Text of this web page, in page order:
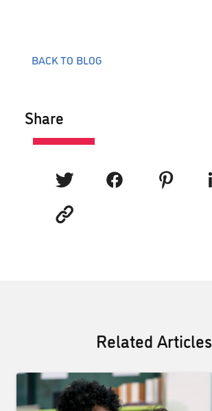
BACK TO BLOG
Share
Related Articles